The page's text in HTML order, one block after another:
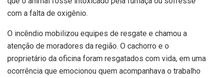
com a falta de oxigênio.
O incêndio mobilizou equipes de resgate e chamou a
atenção de moradores da região. O cachorro e o
proprietário da oficina foram resgatados com vida, em uma
ocorrência que emocionou quem acompanhava o trabalho